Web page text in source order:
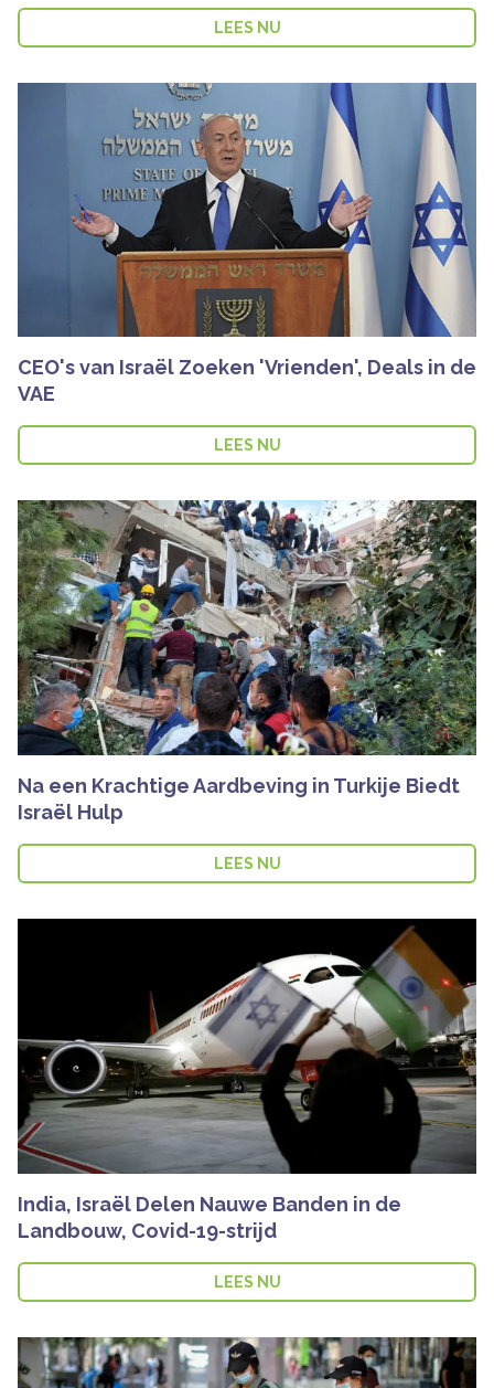
LEES NU
CEO's van Israël Zoeken 'Vrienden', Deals in de
VAE
LEES NU
Na een Krachtige Aardbeving in Turkije Biedt
Israël Hulp
LEES NU
India, Israël Delen Nauwe Banden in de
Landbouw, Covid-19-strijd
LEES NU